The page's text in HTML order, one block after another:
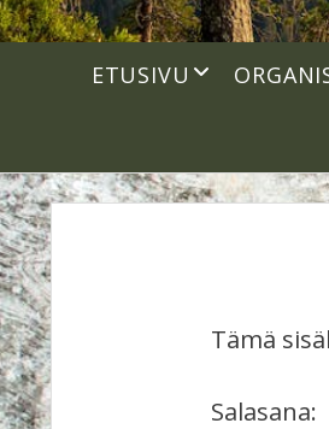
ETUSIVU open
dropdown
Tämä
Salasana: